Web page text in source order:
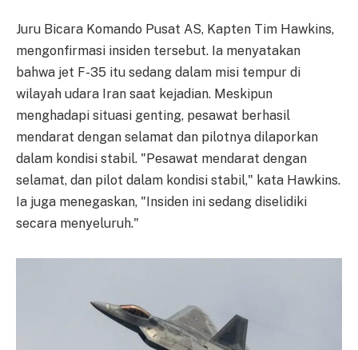
Juru Bicara Komando Pusat AS, Kapten Tim Hawkins,
mengonfirmasi insiden tersebut. Ia menyatakan
bahwa jet F-35 itu sedang dalam misi tempur di
wilayah udara Iran saat kejadian. Meskipun
menghadapi situasi genting, pesawat berhasil
mendarat dengan selamat dan pilotnya dilaporkan
dalam kondisi stabil. "Pesawat mendarat dengan
selamat, dan pilot dalam kondisi stabil," kata Hawkins.
Ia juga menegaskan, "Insiden ini sedang diselidiki
secara menyeluruh."